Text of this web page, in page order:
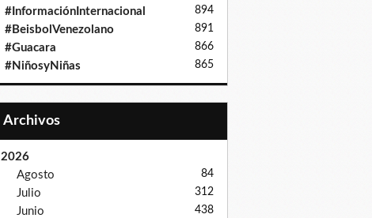
#InformaciónInternacional 894
#BeisbolVenezolano 891
#Guacara 866
#NiñosyNiñas 865
Archivos
2026
Agosto
84
Julio 312
Junio 438